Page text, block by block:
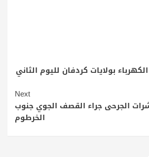
بولايات كردفان لليوم الثاني
Next
الجرحى جراء القصف الجوي جنوب
الخرطوم